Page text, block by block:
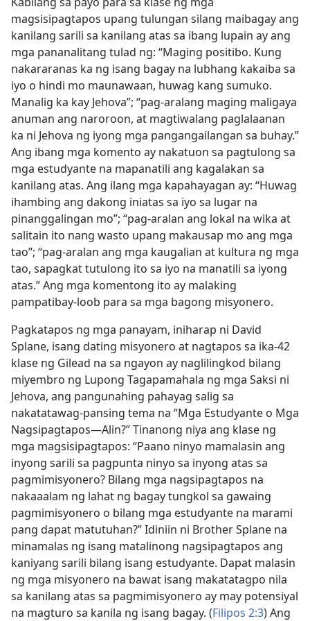
magsisipagtapos upang tulungan silang maibagay ang
kanilang sarili sa kanilang atas sa ibang lupain ay ang
mga pananalitang tulad ng: “Maging positibo. Kung
nakararanas ka ng isang bagay na lubhang kakaiba sa
iyo o hindi mo maunawaan, huwag kang sumuko.
Manalig ka kay Jehova”; “pag-aralang maging maligaya
anuman ang naroroon, at magtiwalang paglalaanan
ka ni Jehova ng iyong mga pangangailangan sa buhay.”
Ang ibang mga komento ay nakatuon sa pagtulong sa
mga estudyante na mapanatili ang kagalakan sa
kanilang atas. Ang ilang mga kapahayagan ay: “Huwag
ihambing ang dakong iniatas sa iyo sa lugar na
pinanggalingan mo”; “pag-aralan ang lokal na wika at
salitain ito nang wasto upang makausap mo ang mga
tao”; “pag-aralan ang mga kaugalian at kultura ng mga
tao, sapagkat tutulong ito sa iyo na manatili sa iyong
atas.” Ang mga komentong ito ay malaking
pampatibay-loob para sa mga bagong misyonero.
Pagkatapos ng mga panayam, iniharap ni David
Splane, isang dating misyonero at nagtapos sa ika-42
klase ng Gilead na sa ngayon ay naglilingkod bilang
miyembro ng Lupong Tagapamahala ng mga Saksi ni
Jehova, ang pangunahing pahayag salig sa
nakatatawag-pansing tema na “Mga Estudyante o Mga
Nagsipagtapos​—Alin?” Tinanong niya ang klase ng
mga magsisipagtapos: “Paano ninyo mamalasin ang
inyong sarili sa pagpunta ninyo sa inyong atas sa
pagmimisyonero? Bilang mga nagsipagtapos na
nakaaalam ng lahat ng bagay tungkol sa gawaing
pagmimisyonero o bilang mga estudyante na marami
pang dapat matutuhan?” Idiniin ni Brother Splane na
minamalas ng isang matalinong nagsipagtapos ang
kaniyang sarili bilang isang estudyante. Dapat malasin
ng mga misyonero na bawat isang makatatagpo nila
sa kanilang atas sa pagmimisyonero ay may potensiyal
na magturo sa kanila ng isang bagay. (Filipos 2:3) Ang